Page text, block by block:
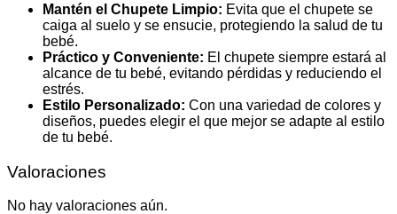
Mantén el Chupete Limpio: Evita que el chupete se
caiga al suelo y se ensucie, protegiendo la salud de tu
bebé.
Práctico y Conveniente: El chupete siempre estará al
alcance de tu bebé, evitando pérdidas y reduciendo el
estrés.
Estilo Personalizado: Con una variedad de colores y
diseños, puedes elegir el que mejor se adapte al estilo
de tu bebé.
Valoraciones
No hay valoraciones aún.